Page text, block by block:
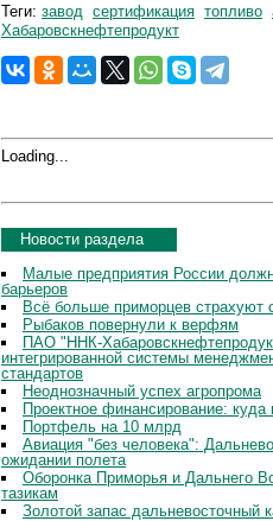
Теги: завод сертификация топливо
Хабаровскнефтепродукт
Loading...
Новости раздела
Малые предприятия России
барьеров
Всё больше приморцев страхуют
Рыбаков повернули к верфям
ПАО "ННК-
интегрированной системы
стандартов
Неоднозначный успех агропрома
Проектное финансирование: куда
Портфель на 10 млрд
Авиация "без человека":
ожидании полета
Оборонка Приморья и Дальнего
тазикам
Золотой запас дальневосточный